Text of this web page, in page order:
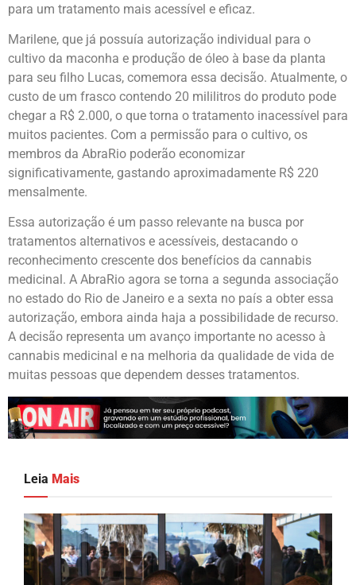
para um tratamento mais acessível e eficaz.
Marilene, que já possuía autorização individual para o
cultivo da maconha e produção de óleo à base da planta
para seu filho Lucas, comemora essa decisão. Atualmente, o
custo de um frasco contendo 20 mililitros do produto pode
chegar a R$ 2.000, o que torna o tratamento inacessível para
muitos pacientes. Com a permissão para o cultivo, os
membros da AbraRio poderão economizar
significativamente, gastando aproximadamente R$ 220
mensalmente.
Essa autorização é um passo relevante na busca por
tratamentos alternativos e acessíveis, destacando o
reconhecimento crescente dos benefícios da cannabis
medicinal. A AbraRio agora se torna a segunda associação
no estado do Rio de Janeiro e a sexta no país a obter essa
autorização, embora ainda haja a possibilidade de recurso.
A decisão representa um avanço importante no acesso à
cannabis medicinal e na melhoria da qualidade de vida de
muitas pessoas que dependem desses tratamentos.
Leia Mais